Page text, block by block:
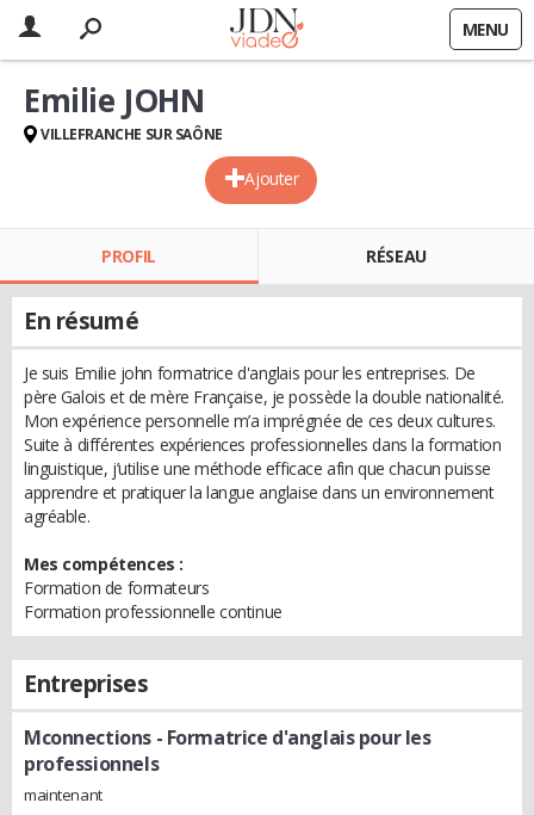
MENU
Ajouter
Emilie JOHN
VILLEFRANCHE SUR SAÔNE
PROFIL RÉSEAU
En résumé
Je suis Emilie john formatrice d'anglais pour les entreprises. De
père Galois et de mère Française, je possède la double nationalité.
Mon expérience personnelle m’a imprégnée de ces deux cultures.
Suite à différentes expériences professionnelles dans la formation
linguistique, j’utilise une méthode efficace afin que chacun puisse
apprendre et pratiquer la langue anglaise dans un environnement
agréable.
Mes compétences :
Formation de formateurs
Formation professionnelle continue
Entreprises
Mconnections- Formatrice d'anglais pour les
professionnels
maintenant